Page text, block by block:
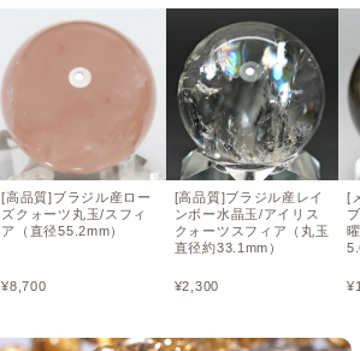
[高品質]ブラジル産ロー
ズクォーツ丸玉/スフィ
ア（直径55.2mm）
¥8,700
[高品質]ブラジル産レイ
ンボー水晶玉/アイリス
クォーツスフィア（丸玉
直径約33.1mm）
¥2,300
[
¥